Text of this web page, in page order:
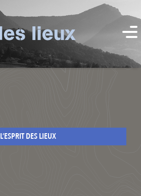
L’ESPRIT DES LIEUX